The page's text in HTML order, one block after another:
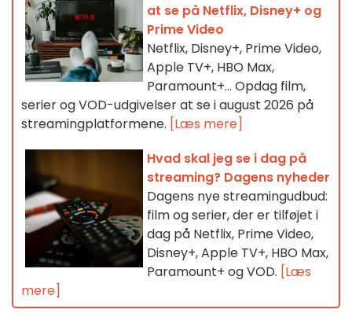
at se på Netflix, Disney+ og
Prime Video
Netflix, Disney+, Prime Video,
Apple TV+, HBO Max,
Paramount+… Opdag film,
serier og VOD-udgivelser at se i august 2026 på
streamingplatformene. [Læs mere]
Hvad skal jeg se i dag på
streaming? Dagens nyheder
Dagens nye streamingudbud:
film og serier, der er tilføjet i
dag på Netflix, Prime Video,
Disney+, Apple TV+, HBO Max,
Paramount+ og VOD. [Læs
mere]